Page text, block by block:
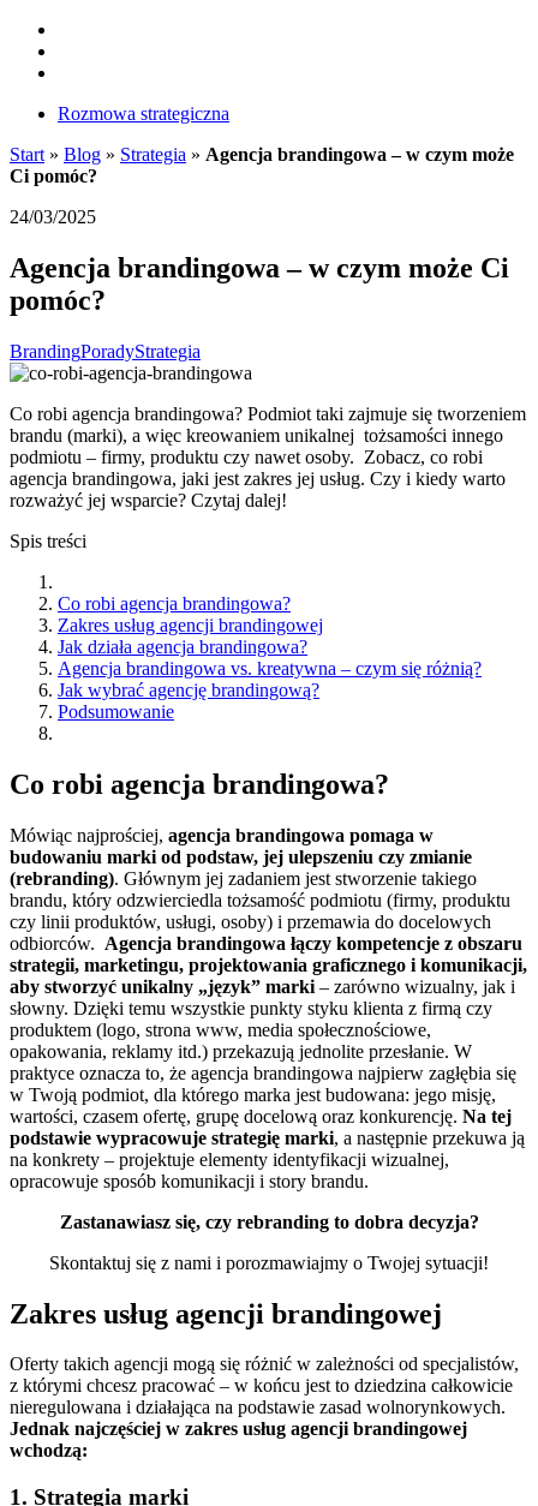
Rozmowa strategiczna
Start » Blog » Strategia » Agencja brandingowa – w czym może
Ci pomóc?
24/03/2025
Agencja brandingowa – w czym może Ci
pomóc?
BrandingPoradyStrategia
Co robi agencja brandingowa? Podmiot taki zajmuje się tworzeniem
brandu (marki), a więc kreowaniem unikalnej tożsamości innego
podmiotu – firmy, produktu czy nawet osoby. Zobacz, co robi
agencja brandingowa, jaki jest zakres jej usług. Czy i kiedy warto
rozważyć jej wsparcie? Czytaj dalej!
Spis treści
Co robi agencja brandingowa?
Zakres usług agencji brandingowej
Jak działa agencja brandingowa?
Agencja brandingowa vs. kreatywna – czym się różnią?
Jak wybrać agencję brandingową?
Podsumowanie
Co robi agencja brandingowa?
Mówiąc najprościej, agencja brandingowa pomaga w
budowaniu marki od podstaw, jej ulepszeniu czy zmianie
(rebranding). Głównym jej zadaniem jest stworzenie takiego
brandu, który odzwierciedla tożsamość podmiotu (firmy, produktu
czy linii produktów, usługi, osoby) i przemawia do docelowych
odbiorców. Agencja brandingowa łączy kompetencje z obszaru
strategii, marketingu, projektowania graficznego i komunikacji,
aby stworzyć unikalny „język” marki – zarówno wizualny, jak i
słowny. Dzięki temu wszystkie punkty styku klienta z firmą czy
produktem (logo, strona www, media społecznościowe,
opakowania, reklamy itd.) przekazują jednolite przesłanie. W
praktyce oznacza to, że agencja brandingowa najpierw zagłębia się
w Twoją podmiot, dla którego marka jest budowana: jego misję,
wartości, czasem ofertę, grupę docelową oraz konkurencję. Na tej
podstawie wypracowuje strategię marki, a następnie przekuwa ją
na konkrety – projektuje elementy identyfikacji wizualnej,
opracowuje sposób komunikacji i story brandu.
Zastanawiasz się, czy rebranding to dobra decyzja?
Skontaktuj się z nami i porozmawiajmy o Twojej sytuacji!
Zakres usług agencji brandingowej
Oferty takich agencji mogą się różnić w zależności od specjalistów,
z którymi chcesz pracować – w końcu jest to dziedzina całkowicie
nieregulowana i działająca na podstawie zasad wolnorynkowych.
Jednak najczęściej w zakres usług agencji brandingowej
wchodzą:
1. Strategia marki